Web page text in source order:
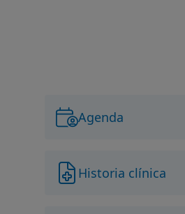
Agenda
Historia clínica